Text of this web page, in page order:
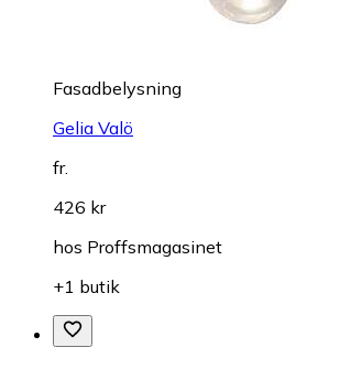
Fasadbelysning
Gelia Valö
fr.
426 kr
hos Proffsmagasinet
+1 butik